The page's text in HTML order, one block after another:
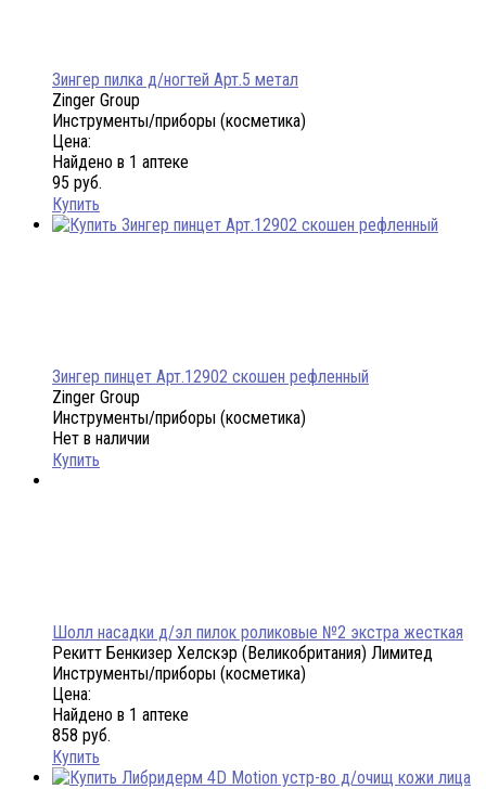
Зингер пилка д/ногтей Арт.5 метал
Zinger Group
Инструменты/приборы (косметика)
Цена:
Найдено в 1 аптеке
95 руб.
Купить
Зингер пинцет Арт.12902 скошен рефленный
Zinger Group
Инструменты/приборы (косметика)
Нет в наличии
Купить
Шолл насадки д/эл пилок роликовые №2 экстра жесткая
Рекитт Бенкизер Хелскэр (Великобритания) Лимитед
Инструменты/приборы (косметика)
Цена:
Найдено в 1 аптеке
858 руб.
Купить